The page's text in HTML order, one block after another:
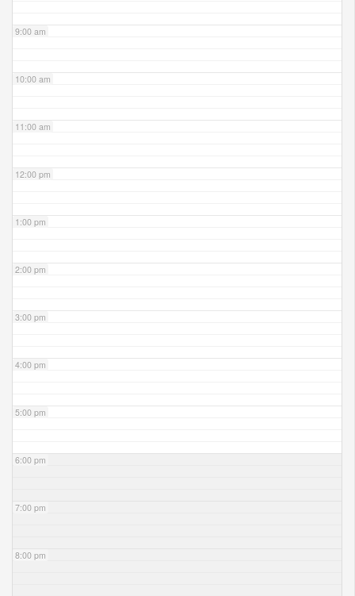
9:00 am
10:00 am
11:00 am
12:00 pm
1:00 pm
2:00 pm
3:00 pm
4:00 pm
5:00 pm
6:00 pm
7:00 pm
8:00 pm